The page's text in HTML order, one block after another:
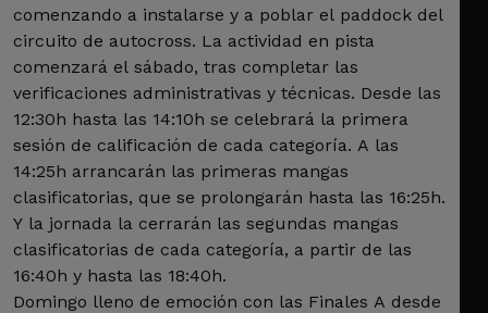
comenzando a instalarse y a poblar el paddock del
circuito de autocross. La actividad en pista
comenzará el sábado, tras completar las
verificaciones administrativas y técnicas. Desde las
12:30h hasta las 14:10h se celebrará la primera
sesión de calificación de cada categoría. A las
14:25h arrancarán las primeras mangas
clasificatorias, que se prolongarán hasta las 16:25h.
Y la jornada la cerrarán las segundas mangas
clasificatorias de cada categoría, a partir de las
16:40h y hasta las 18:40h.
Domingo lleno de emoción con las Finales A desde